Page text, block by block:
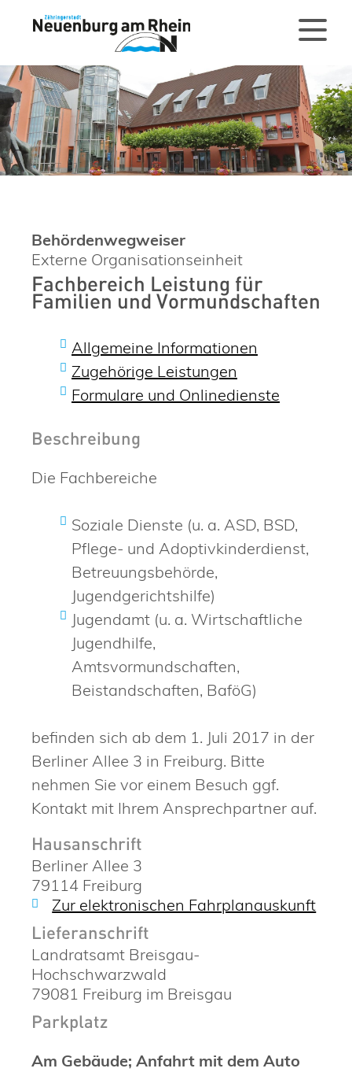
Behördenwegweiser
Externe Organisationseinheit
Fachbereich Leistung für
Familien und Vormundschaften
Allgemeine Informationen
Zugehörige Leistungen
Formulare und Onlinedienste
Beschreibung
Die Fachbereiche
Soziale Dienste (u. a. ASD, BSD,
Pflege- und Adoptivkinderdienst,
Betreuungsbehörde,
Jugendgerichtshilfe)
Jugendamt (u. a. Wirtschaftliche
Jugendhilfe,
Amtsvormundschaften,
Beistandschaften, BaföG)
befinden sich ab dem 1. Juli 2017 in der
Berliner Allee 3 in Freiburg. Bitte
nehmen Sie vor einem Besuch ggf.
Kontakt mit Ihrem Ansprechpartner auf.
Hausanschrift
Berliner Allee 3
79114 Freiburg
Zur elektronischen Fahrplanauskunft
Lieferanschrift
Landratsamt Breisgau-
Hochschwarzwald
79081 Freiburg im Breisgau
Parkplatz
Am Gebäude; Anfahrt mit dem Auto